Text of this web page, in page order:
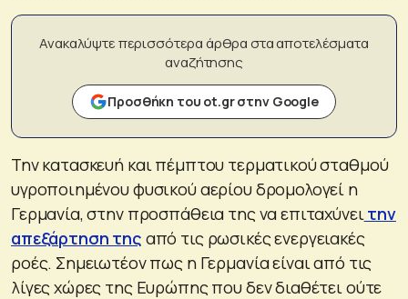
Ανακαλύψτε περισσότερα άρθρα στα αποτελέσματα
αναζήτησης
Προσθήκη του ot.gr στην Google
Την κατασκευή και πέμπτου τερματικού σταθμού
υγροποιημένου φυσικού αερίου δρομολογεί η
Γερμανία, στην προσπάθεια της να επιταχύνει την
απεξάρτηση της από τις ρωσικές ενεργειακές
ροές. Σημειωτέον πως η Γερμανία είναι από τις
λίγες χώρες της Ευρώπης που δεν διαθέτει ούτε